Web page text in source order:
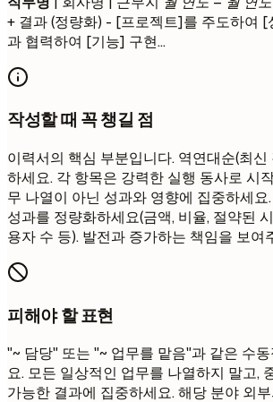
+ 결과 (정량화) - [프로젝트]를 주도하여 [
과 협력하여 [기능] 구현...
작성할 때 꼭 챙길 점
이력서의 핵심 부분입니다. 역연대순(최
하세요. 각 항목은 강력한 실행 동사로 시
무 나열이 아닌 성과와 영향에 집중하세요
성과를 정량화하세요(금액, 비율, 절약된
용자 수 등). 발전과 증가하는 책임을 보여
피해야 할 표현
"~ 담당" 또는 "~ 업무를 맡음"과 같은 수
요. 모든 일상적인 업무를 나열하지 말고,
가능한 결과에 집중하세요. 해당 분야 외